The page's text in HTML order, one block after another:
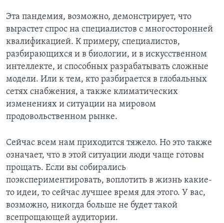
Эта пандемия, возможно, демонстрирует, что
вырастет спрос на специалистов с многосторонней
квалификацией. К примеру, специалистов,
разбирающихся и в биологии, и в искусственном
интеллекте, и способных разрабатывать сложные
модели. Или к тем, кто разбирается в глобальных
сетях снабжения, а также климатических
изменениях и ситуации на мировом
продовольственном рынке.
Сейчас всем нам приходится тяжело. Но это также
означает, что в этой ситуации люди чаще готовы
прощать. Если вы собирались
поэкспериментировать, воплотить в жизнь какие-
то идеи, то сейчас лучшее время для этого. У вас,
возможно, никогда больше не будет такой
всепрощающей аудитории.